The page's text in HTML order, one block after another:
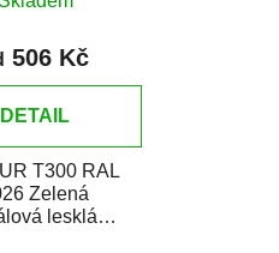
506 Kč
DETAIL
T300 RAL
Zelená
lesklá